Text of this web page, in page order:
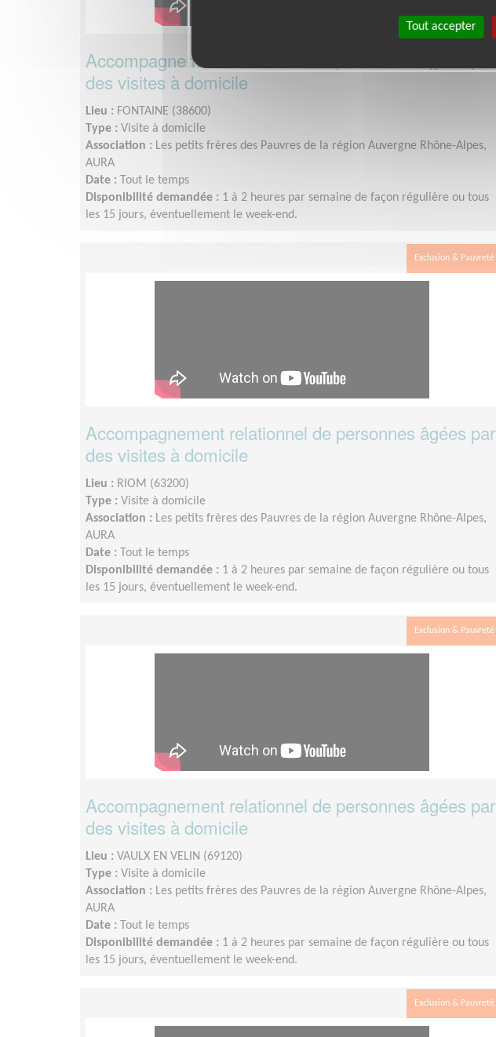
Accompagnement relationnel de personnes âgées par
des visites à domicile
Lieu : FONTAINE (38600)
Type : Visite à domicile
Association : Les petits frères des Pauvres de la région Auvergne Rhône-Alpes,
AURA
Date : Tout le temps
Disponibilité demandée : 1 à 2 heures par semaine de façon régulière ou tous
les 15 jours, éventuellement le week-end.
Exclusion & Pauvreté
Accompagnement relationnel de personnes âgées par
des visites à domicile
Lieu : RIOM (63200)
Type : Visite à domicile
Association : Les petits frères des Pauvres de la région Auvergne Rhône-Alpes,
AURA
Date : Tout le temps
Disponibilité demandée : 1 à 2 heures par semaine de façon régulière ou tous
les 15 jours, éventuellement le week-end.
Exclusion & Pauvreté
Accompagnement relationnel de personnes âgées par
des visites à domicile
Lieu : VAULX EN VELIN (69120)
Type : Visite à domicile
Association : Les petits frères des Pauvres de la région Auvergne Rhône-Alpes,
AURA
Date : Tout le temps
Disponibilité demandée : 1 à 2 heures par semaine de façon régulière ou tous
les 15 jours, éventuellement le week-end.
Exclusion & Pauvreté
Tout accepter